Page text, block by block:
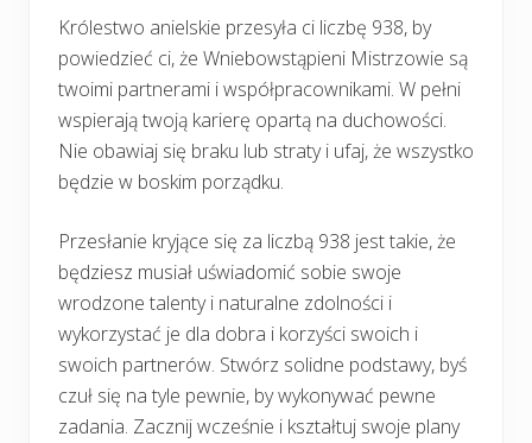
Królestwo anielskie przesyła ci liczbę 938, by
powiedzieć ci, że Wniebowstąpieni Mistrzowie są
twoimi partnerami i współpracownikami. W pełni
wspierają twoją karierę opartą na duchowości.
Nie obawiaj się braku lub straty i ufaj, że wszystko
będzie w boskim porządku.
Przesłanie kryjące się za liczbą 938 jest takie, że
będziesz musiał uświadomić sobie swoje
wrodzone talenty i naturalne zdolności i
wykorzystać je dla dobra i korzyści swoich i
swoich partnerów. Stwórz solidne podstawy, byś
czuł się na tyle pewnie, by wykonywać pewne
zadania. Zacznij wcześnie i kształtuj swoje plany